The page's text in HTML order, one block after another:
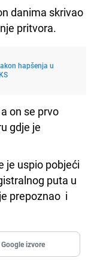
danima skrivao
pritvora.
hapšenja u
on se prvo
gdje je
je uspio pobjeći
puta u
prepoznao i
izvore